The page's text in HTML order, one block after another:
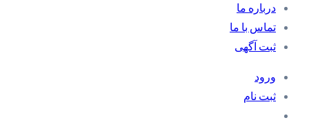
درباره ما
تماس با ما
ثبت آگهی
ورود
ثبت نام